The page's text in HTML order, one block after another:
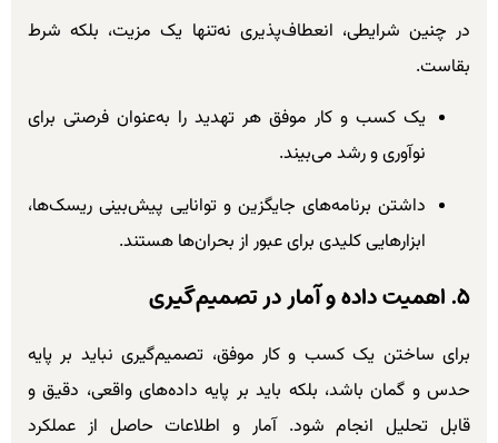
در چنین شرایطی، انعطاف‌پذیری نه‌تنها یک مزیت، بلکه شرط
بقاست.
یک کسب و کار موفق هر تهدید را به‌عنوان فرصتی برای
نوآوری و رشد می‌بیند.
داشتن برنامه‌های جایگزین و توانایی پیش‌بینی ریسک‌ها،
ابزارهایی کلیدی برای عبور از بحران‌ها هستند.
۵. اهمیت داده و آمار در تصمیم‌گیری
برای ساختن یک کسب و کار موفق، تصمیم‌گیری نباید بر پایه
حدس و گمان باشد، بلکه باید بر پایه داده‌های واقعی، دقیق و
قابل تحلیل انجام شود. آمار و اطلاعات حاصل از عملکرد